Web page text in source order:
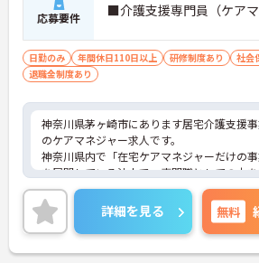
応募要件 ■介護支援専門員（ケア
日勤のみ 年間休日110日以上 研修制度あり 社会
退職金制度あり
神奈川県茅ヶ崎市にあります居宅介護支援
のケアマネジャー求人です。
神奈川県内で「在宅ケアマネジャーだけの
を展開している法人で、専門職としての力
ることができます。
ベテランから新人まで様々なケアマネジャー
しており、相談しやすい環境です。
ご興味のある方は是非お気軽にお問い合わ
い。
詳細を見る 無料